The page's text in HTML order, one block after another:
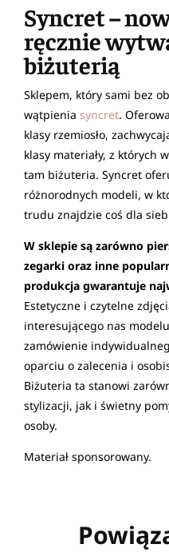
Syncret –
ręcznie
biżuterią
Sklepem, który sami bez
wątpienia syncret.
klasy rzemiosło,
klasy materiały, z których
tam biżuteria. Syncret
różnorodnych modeli, w
trudu znajdzie coś dla
W sklepie są zarówno
zegarki oraz inne
produkcja gwarantuje
Estetyczne i czytelne
interesującego nas
zamówienie
oparciu o zalecenia i
Biżuteria ta stanowi
stylizacji, jak i świetny
osoby.
Materiał sponsorowany.